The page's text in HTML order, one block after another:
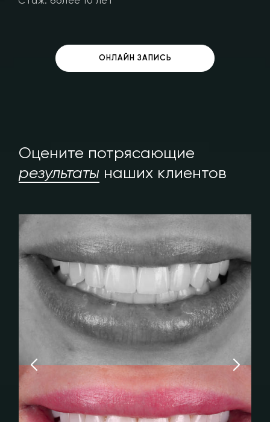
ОНЛАЙН ЗАПИСЬ
Оцените потрясающие
результаты наших клиентов